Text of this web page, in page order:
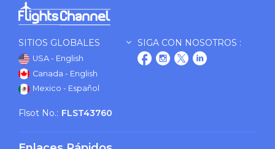
SITIOS GLOBALES
USA - English
Canada - English
Mexico - Español
SIGA CON NOSOTROS :
Flsot No.: FLST43760